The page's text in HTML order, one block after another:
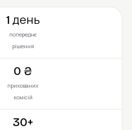
1 день
попереднє
рішення
0 ₴
прихованих
комісій
30+